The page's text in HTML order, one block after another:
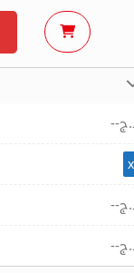
--
x
--
--